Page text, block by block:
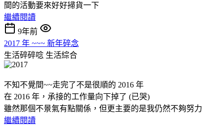
間的活動要來好好掃貨一下
繼續閱讀
9年前
2017 年 ~~~ 新年碎念
生活碎碎唸 生活綜合
不知不覺間~~走完了不是很順的 2016 年
在 2016 年，承接的工作量向下掉了 (已哭)
雖然那個不景氣有點關係，但更主要的是我仍然不夠努力
繼續閱讀